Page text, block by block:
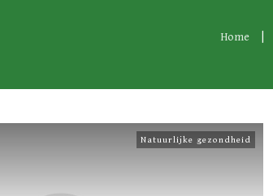
Home
Natuurlijke gezondheid